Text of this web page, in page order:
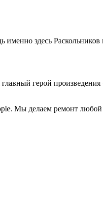
здесь
герой
Мы делаем ремонт